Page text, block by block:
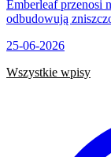
Emberleaf przenosi
odbudowują
25-06-2026
Wszystkie wpisy